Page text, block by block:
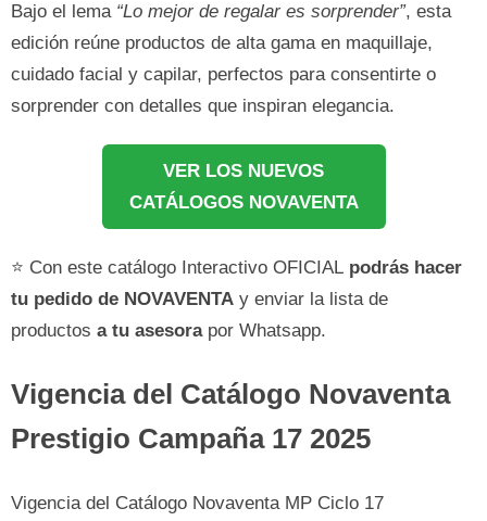
Bajo el lema “Lo mejor de regalar es sorprender”, esta
edición reúne productos de alta gama en maquillaje,
cuidado facial y capilar, perfectos para consentirte o
sorprender con detalles que inspiran elegancia.
VER LOS NUEVOS
CATÁLOGOS NOVAVENTA
⭐ Con este catálogo Interactivo OFICIAL podrás hacer
tu pedido de NOVAVENTA y enviar la lista de
productos a tu asesora por Whatsapp.
Vigencia del Catálogo Novaventa
Prestigio Campaña 17 2025
Vigencia del Catálogo Novaventa MP Ciclo 17